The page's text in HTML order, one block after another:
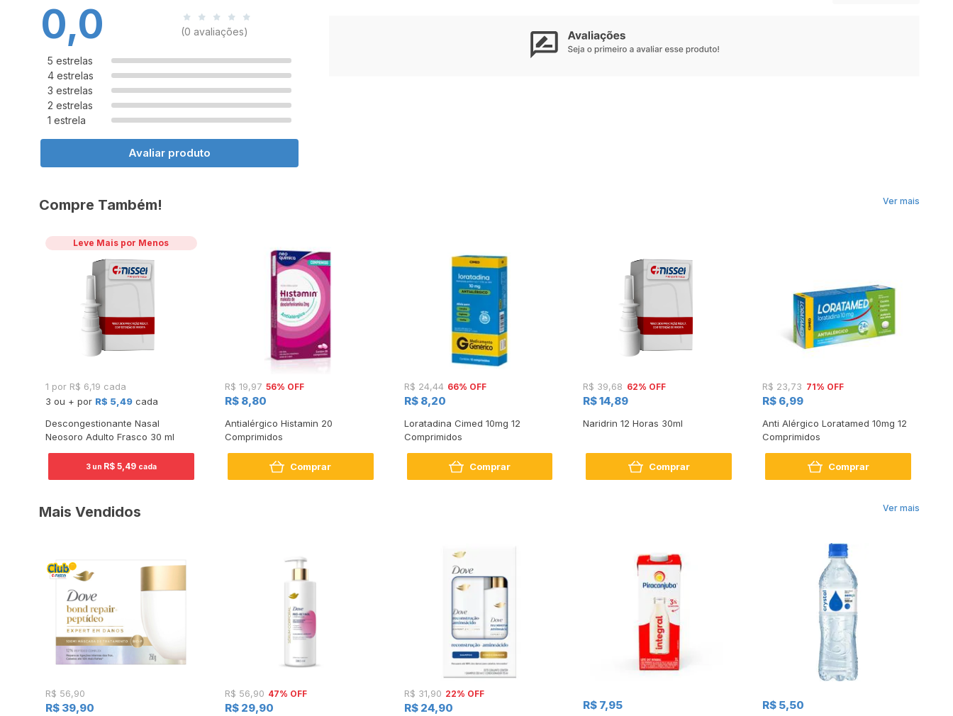
0,0 (0 avaliações)
5 estrelas
4 estrelas
3 estrelas
2 estrelas
1 estrela
Avaliar produto
Ver mais
Compre Também!
Leve Mais por Menos
1 por R$ 6,19 cada
3 ou + por R$ 5,49 cada
Descongestionante Nasal
Neosoro Adulto Frasco 30 ml
3 un R$ 5,49 cada
R$ 19,97 56% OFF
R$ 8,80
Antialérgico Histamin 20
Comprimidos
Comprar
R$ 24,44 66% OFF
R$ 8,20
Loratadina Cimed 10mg 12
Comprimidos
Comprar
R$ 39,68 62% OFF
R$ 14,89
Naridrin 12 Horas 30ml
Comprar
R$ 23,73 71% OFF
R$ 6,99
Anti Alérgico Loratamed 10mg 12
Comprimidos
Comprar
Ver mais
Mais Vendidos
R$ 56,90
R$ 39,90
R$ 56,90 47% OFF
R$ 29,90
R$ 31,90 22% OFF
R$ 24,90 R$ 7,95 R$ 5,50